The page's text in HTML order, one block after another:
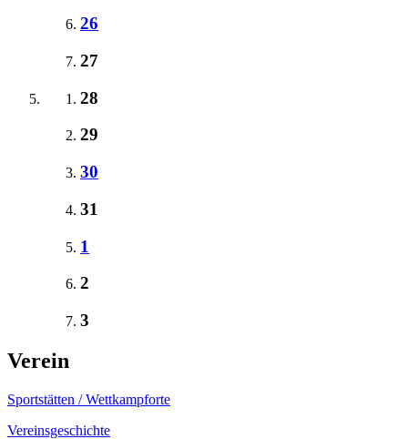
26
27
28
29
30
31
1
2
3
Verein
Sportstätten / Wettkampforte
Vereinsgeschichte